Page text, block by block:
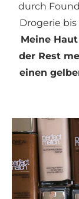
durch
Drogerie
Meine
der Rest
einen